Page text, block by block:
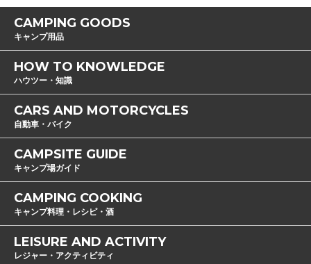
CAMPING GOODS
キャンプ用品
HOW TO KNOWLEDGE
ハウツー・知識
CARS AND MOTORCYCLES
自動車・バイク
CAMPSITE GUIDE
キャンプ場ガイド
CAMPING COOKING
キャンプ料理・レシピ・酒
LEISURE AND ACTIVITY
レジャー・アクティビティ